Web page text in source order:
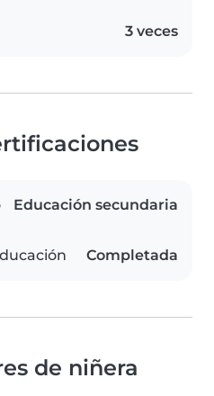
3 veces
Educación secundaria
Completada
de niñera